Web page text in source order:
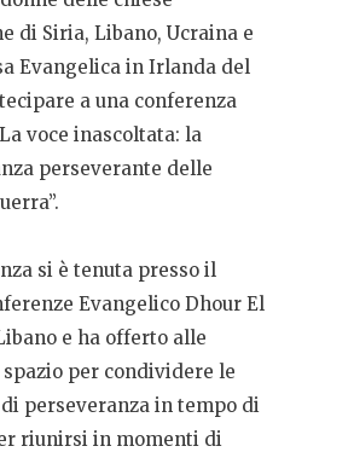
di Siria, Libano, Ucraina e
Evangelica in Irlanda del
a una conferenza
voce inascoltata: la
perseverante delle
si è tenuta presso il
Evangelico Dhour El
e ha offerto alle
spazio per condividere le
perseveranza in tempo di
riunirsi in momenti di